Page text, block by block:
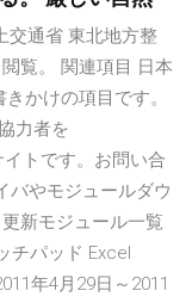
交通省 東北地方整
覧。 関連項目 日本
かけの項目です。
力者を
トです。お問い合
バやモジュールダウ
新モジュール一覧
チパッド Excel
年4月29日～2011